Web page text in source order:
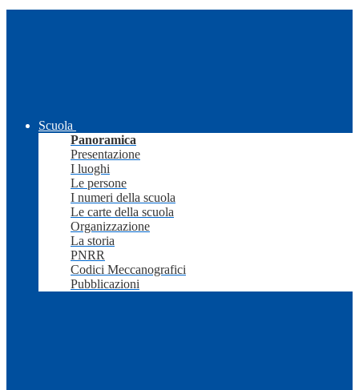
Scuola
Panoramica
Presentazione
I luoghi
Le persone
I numeri della scuola
Le carte della scuola
Organizzazione
La storia
PNRR
Codici Meccanografici
Pubblicazioni